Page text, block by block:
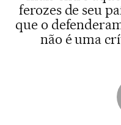
ferozes de seu
que o
não é uma